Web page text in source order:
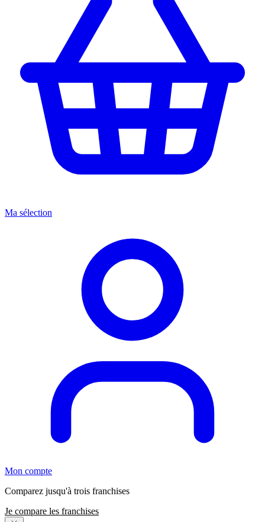
Ma sélection
Mon compte
Comparez jusqu'à trois franchises
Je compare les franchises